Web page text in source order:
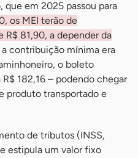
em 2025 passou para
os MEI terão de
R$ 81,90, a depender da
contribuição mínima era
o boleto
182,16 – podendo chegar
produto transportado e
de tributos (INSS,
estipula um valor fixo